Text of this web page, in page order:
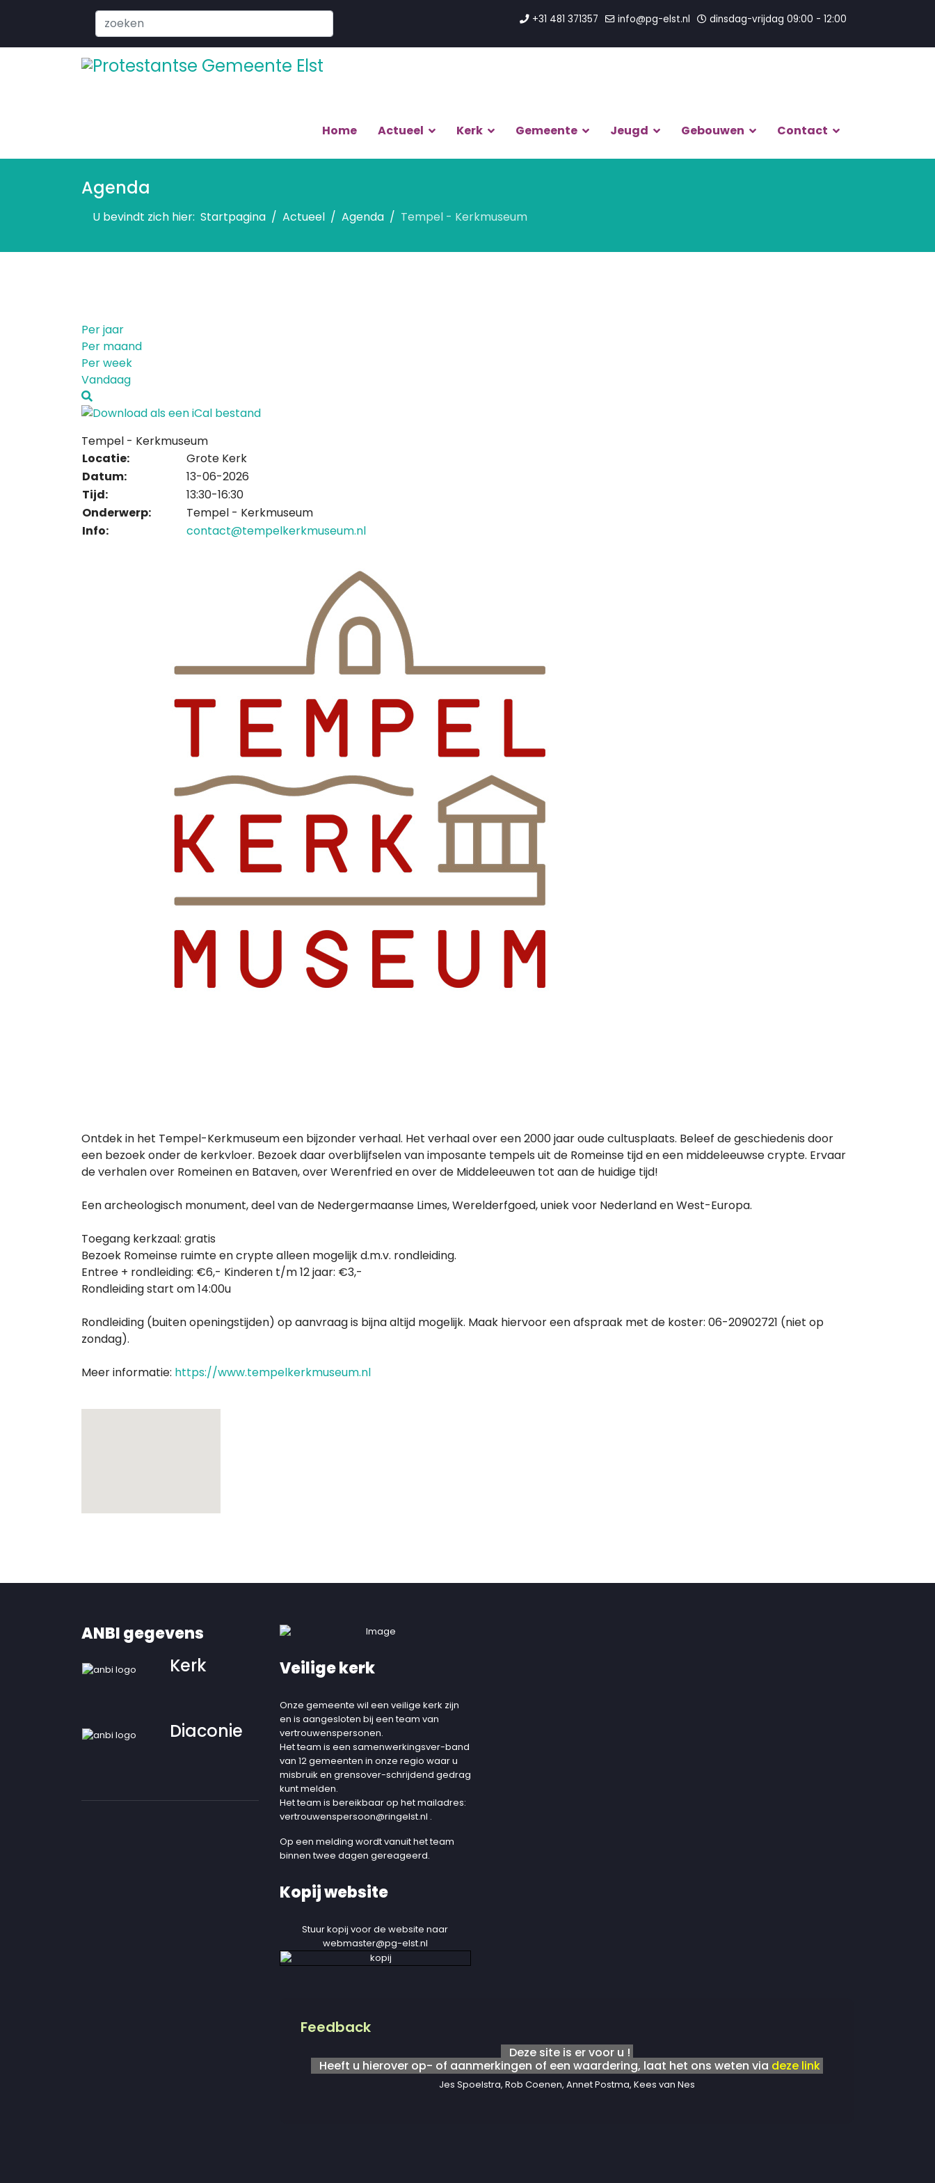
Search
...
+31 481 371357 info@pg-elst.nl dinsdag-vrijdag 09:00 - 12:00
Home Actueel Kerk Gemeente Jeugd Gebouwen Contact
Agenda
U bevindt zich hier: Startpagina Actueel Agenda Tempel - Kerkmuseum
Per jaar
Per maand
Per week
Vandaag
Tempel - Kerkmuseum
Locatie:
Grote Kerk
Datum:
13-06-2026
Tijd:
13:30-16:30
Onderwerp:
Tempel - Kerkmuseum
Info:
contact@tempelkerkmuseum.nl
Ontdek in het Tempel-Kerkmuseum een bijzonder verhaal. Het verhaal over een 2000 jaar oude cultusplaats. Beleef de geschiedenis door
een bezoek onder de kerkvloer. Bezoek daar overblijfselen van imposante tempels uit de Romeinse tijd en een middeleeuwse crypte. Ervaar
de verhalen over Romeinen en Bataven, over Werenfried en over de Middeleeuwen tot aan de huidige tijd!
Een archeologisch monument, deel van de Nedergermaanse Limes, Werelderfgoed, uniek voor Nederland en West-Europa.
Toegang kerkzaal: gratis
Bezoek Romeinse ruimte en crypte alleen mogelijk d.m.v. rondleiding.
Entree + rondleiding: €6,- Kinderen t/m 12 jaar: €3,-
Rondleiding start om 14:00u
Rondleiding (buiten openingstijden) op aanvraag is bijna altijd mogelijk. Maak hiervoor een afspraak met de koster: 06-20902721 (niet op
zondag).
Meer informatie: https://www.tempelkerkmuseum.nl
ANBI gegevens
Kerk
Diaconie
Veilige kerk
Onze gemeente wil een veilige kerk zijn
en is aangesloten bij een team van
vertrouwenspersonen.
Het team is een samenwerkingsver-band
van 12 gemeenten in onze regio waar u
misbruik en grensover-schrijdend gedrag
kunt melden.
Het team is bereikbaar op het mailadres:
vertrouwenspersoon@ringelst.nl .
Op een melding wordt vanuit het team
binnen twee dagen gereageerd.
Kopij website
Stuur kopij voor de website naar
webmaster@pg-elst.nl
Feedback
Deze site is er voor u !
Heeft u hierover op- of aanmerkingen of een waardering, laat het ons weten via deze link
Jes Spoelstra, Rob Coenen, Annet Postma, Kees van Nes